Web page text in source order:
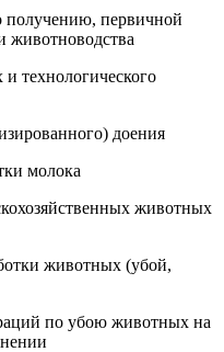
получению, первичной
животноводства
технологического
доения
молока
животных
животных (убой,
по убою животных на